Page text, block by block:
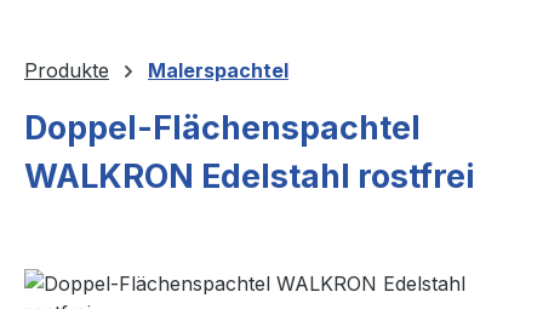
Produkte Malerspachtel
Doppel-Flächenspachtel
WALKRON Edelstahl rostfrei
Bildergalerie überspringen